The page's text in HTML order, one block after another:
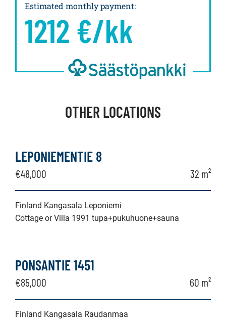
Estimated monthly payment:
1212 €/kk
OTHER LOCATIONS
LEPONIEMENTIE 8
€48,000 32 m²
Finland Kangasala Leponiemi
Cottage or Villa 1991 tupa+pukuhuone+sauna
PONSANTIE 1451
€85,000 60 m²
Finland Kangasala Raudanmaa